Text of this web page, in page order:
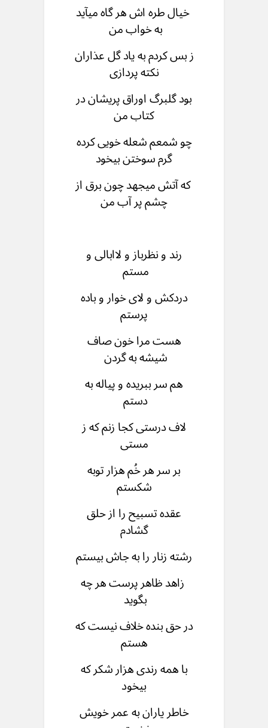
خیال طره اش هر گاه میآید
به خواب من
ز بس کردم به یاد گل عذاران
نکته پردازی
بود گلبرگ اوراق پریشان در
کتاب من
چو شمعم شعله خویی کرده
گرم سوختن بیخود
که آتش میجهد چون برق از
چشم پر آب من
رند و نظرباز و لاابالی و
مستم
دردکش و لای خوار و باده
پرستم
هست مرا خون صاف
شیشه به گردن
هم سر ببریده و پیاله به
دستم
لاف درستی کجا زنم که ز
مستی
بر سر هر خُم هزار توبه
شکستم
عقده تسبیح را از حلق
گشادم
رشته زنار را به جاش بیستم
زاهد ظاهر پرست هر چه
بگوید
در حق بنده خلاف نیست که
هستم
با همه رندی هزار شکر که
بیخود
خاطر یاران به عمر خویش